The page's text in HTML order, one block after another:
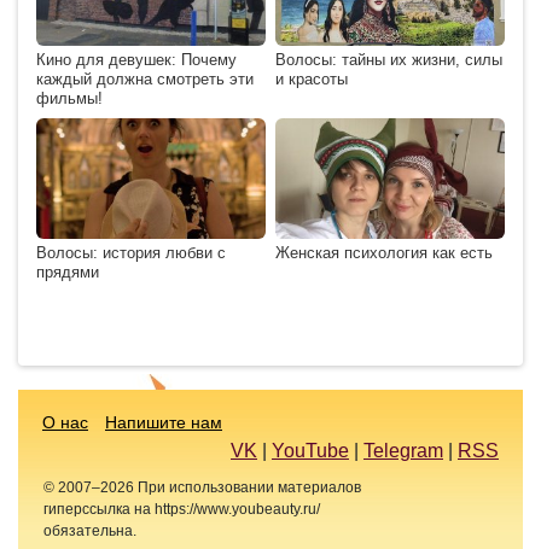
Кино для девушек: Почему
каждый должна смотреть эти
фильмы!
Волосы: тайны их жизни, силы
и красоты
Волосы: история любви с
прядями
Женская психология как есть
О нас Напишите нам
VK YouTube Telegram RSS
© 2007–2026 При использовании материалов
гиперссылка на https://www.youbeauty.ru/
обязательна.